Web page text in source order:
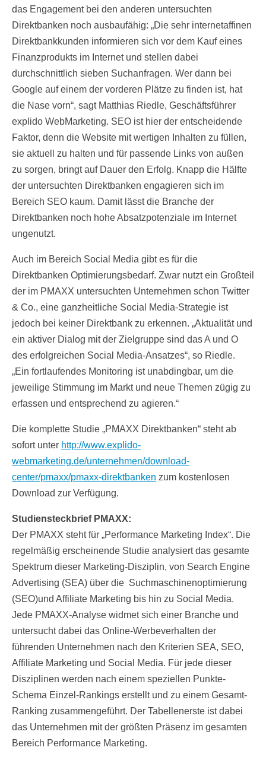
das Engagement bei den anderen untersuchten
Direktbanken noch ausbaufähig: „Die sehr internetaffinen
Direktbankkunden informieren sich vor dem Kauf eines
Finanzprodukts im Internet und stellen dabei
durchschnittlich sieben Suchanfragen. Wer dann bei
Google auf einem der vorderen Plätze zu finden ist, hat
die Nase vorn“, sagt Matthias Riedle, Geschäftsführer
explido WebMarketing. SEO ist hier der entscheidende
Faktor, denn die Website mit wertigen Inhalten zu füllen,
sie aktuell zu halten und für passende Links von außen
zu sorgen, bringt auf Dauer den Erfolg. Knapp die Hälfte
der untersuchten Direktbanken engagieren sich im
Bereich SEO kaum. Damit lässt die Branche der
Direktbanken noch hohe Absatzpotenziale im Internet
ungenutzt.
Auch im Bereich Social Media gibt es für die
Direktbanken Optimierungsbedarf. Zwar nutzt ein Großteil
der im PMAXX untersuchten Unternehmen schon Twitter
& Co., eine ganzheitliche Social Media-Strategie ist
jedoch bei keiner Direktbank zu erkennen. „Aktualität und
ein aktiver Dialog mit der Zielgruppe sind das A und O
des erfolgreichen Social Media-Ansatzes“, so Riedle.
„Ein fortlaufendes Monitoring ist unabdingbar, um die
jeweilige Stimmung im Markt und neue Themen zügig zu
erfassen und entsprechend zu agieren.“
Die komplette Studie „PMAXX Direktbanken“ steht ab
sofort unter http://www.explido-
webmarketing.de/unternehmen/download-
center/pmaxx/pmaxx-direktbanken zum kostenlosen
Download zur Verfügung.
Studiensteckbrief PMAXX:
Der PMAXX steht für „Performance Marketing Index“. Die
regelmäßig erscheinende Studie analysiert das gesamte
Spektrum dieser Marketing-Disziplin, von Search Engine
Advertising (SEA) über die Suchmaschinenoptimierung
(SEO)und Affiliate Marketing bis hin zu Social Media.
Jede PMAXX-Analyse widmet sich einer Branche und
untersucht dabei das Online-Werbeverhalten der
führenden Unternehmen nach den Kriterien SEA, SEO,
Affiliate Marketing und Social Media. Für jede dieser
Disziplinen werden nach einem speziellen Punkte-
Schema Einzel-Rankings erstellt und zu einem Gesamt-
Ranking zusammengeführt. Der Tabellenerste ist dabei
das Unternehmen mit der größten Präsenz im gesamten
Bereich Performance Marketing.